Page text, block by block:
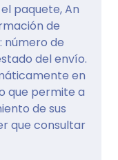
paquete, An
de
número de
del envío.
en
que permite a
de sus
que consultar